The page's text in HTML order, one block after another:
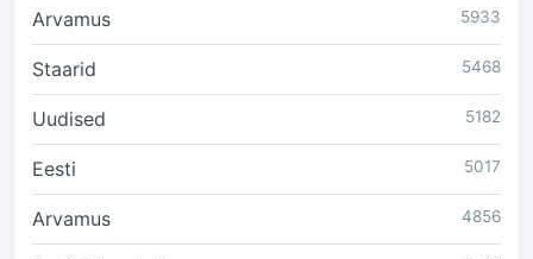
Arvamus 5933
Staarid 5468
Uudised 5182
Eesti 5017
Arvamus 4856